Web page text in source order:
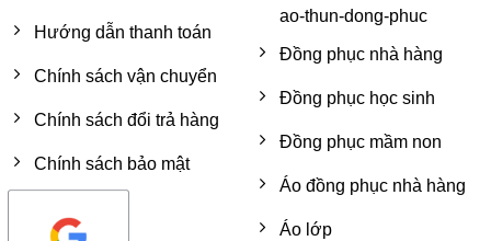
Hướng dẫn thanh toán
Chính sách vận chuyển
Chính sách đổi trả hàng
Chính sách bảo mật
ao-thun-dong-phuc
Đồng phục nhà hàng
Đồng phục học sinh
Đồng phục mầm non
Áo đồng phục nhà hàng
Áo lớp